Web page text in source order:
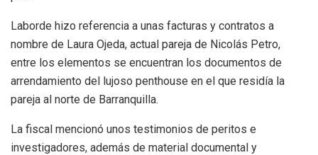
Laborde hizo referencia a unas facturas y contratos a
nombre de Laura Ojeda, actual pareja de Nicolás Petro,
entre los elementos se encuentran los documentos de
arrendamiento del lujoso penthouse en el que residía la
pareja al norte de Barranquilla.
La fiscal mencionó unos testimonios de peritos e
investigadores, además de material documental y